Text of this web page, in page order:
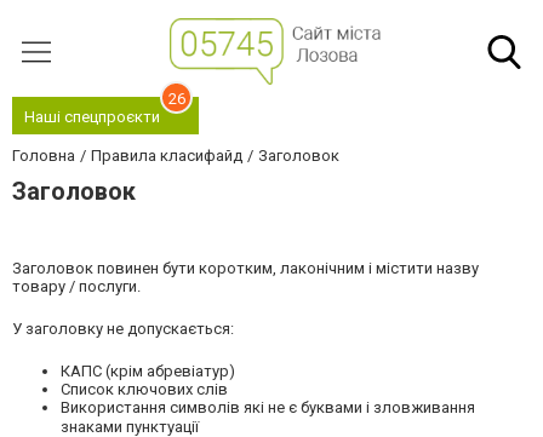
Наші спецпроєкти
26
Головна Правила класифайд Заголовок
Заголовок
Заголовок повинен бути коротким, лаконічним і містити назву
товару / послуги.
У заголовку не допускається:
КАПС (крім абревіатур)
Список ключових слів
Використання символів які не є буквами і зловживання
знаками пунктуації